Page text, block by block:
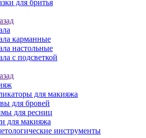
для бритья
карманные
настольные
с подсветкой
для макияжа
для бровей
для ресниц
для макияжа
инструменты